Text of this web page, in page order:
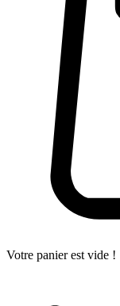
Votre panier est vide !